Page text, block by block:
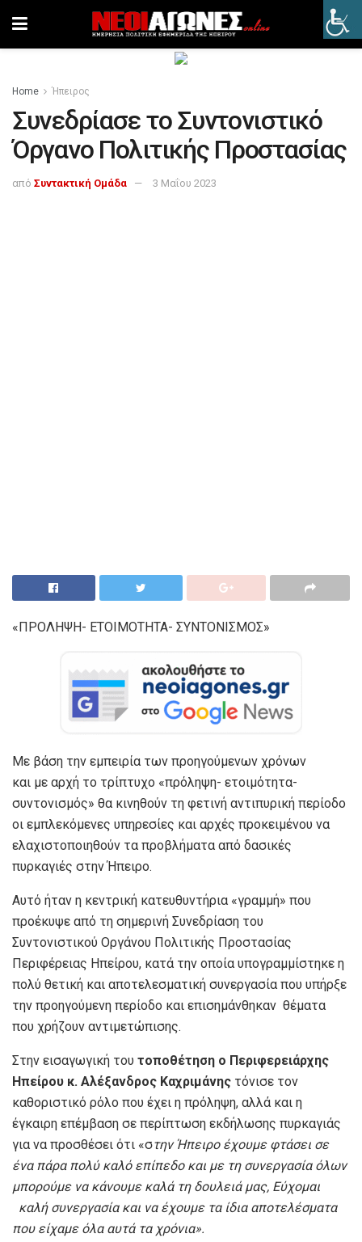
Home Ήπειρος
Συνεδρίασε το Συντονιστικό
Όργανο Πολιτικής Προστασίας
από Συντακτική Ομάδα 3 Μαΐου 2023
«ΠΡΟΛΗΨΗ- ΕΤΟΙΜΟΤΗΤΑ- ΣΥΝΤΟΝΙΣΜΟΣ»
Με βάση την εμπειρία των προηγούμενων χρόνων
και με αρχή το τρίπτυχο «πρόληψη- ετοιμότητα-
συντονισμός» θα κινηθούν τη φετινή αντιπυρική περίοδο
οι εμπλεκόμενες υπηρεσίες και αρχές προκειμένου να
ελαχιστοποιηθούν τα προβλήματα από δασικές
πυρκαγιές στην Ήπειρο.
Αυτό ήταν η κεντρική κατευθυντήρια «γραμμή» που
προέκυψε από τη σημερινή Συνεδρίαση του
Συντονιστικού Οργάνου Πολιτικής Προστασίας
Περιφέρειας Ηπείρου, κατά την οποία υπογραμμίστηκε η
πολύ θετική και αποτελεσματική συνεργασία που υπήρξε
την προηγούμενη περίοδο και επισημάνθηκαν θέματα
που χρήζουν αντιμετώπισης.
Στην εισαγωγική του τοποθέτηση ο Περιφερειάρχης
Ηπείρου κ. Αλέξανδρος Καχριμάνης τόνισε τον
καθοριστικό ρόλο που έχει η πρόληψη, αλλά και η
έγκαιρη επέμβαση σε περίπτωση εκδήλωσης πυρκαγιάς
για να προσθέσει ότι «στην Ήπειρο έχουμε φτάσει σε
ένα πάρα πολύ καλό επίπεδο και με τη συνεργασία όλων
μπορούμε να κάνουμε καλά τη δουλειά μας, Εύχομαι
καλή συνεργασία και να έχουμε τα ίδια αποτελέσματα
που είχαμε όλα αυτά τα χρόνια».